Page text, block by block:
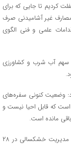
کردیم تا جایی که برای
غیر آشامیدنی صرف
علمی و فنی الگوی
سهم آب شرب و کشاورزی
وضعیت کنونی سفره‌های
که قابل احیا نیست و
مانده است.
در این جلسه برنامه‌های دولت و وزارت نیرو برای مقابله و مدیریت خشکسالی در ۲۸